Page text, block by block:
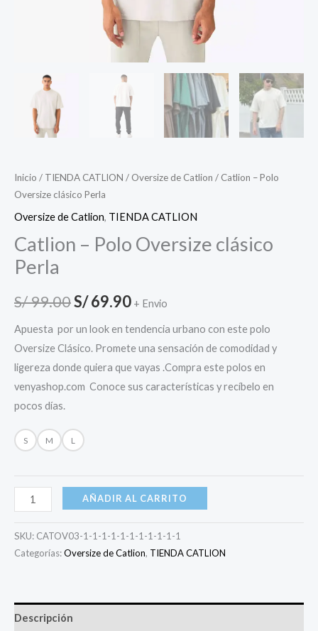
Inicio / TIENDA CATLION / Oversize de Catlion / Catlion – Polo
Oversize clásico Perla
Oversize de Catlion, TIENDA CATLION
Catlion – Polo Oversize clásico
Perla
S/99.00S/69.90 + Envio
Apuesta por un look en tendencia urbano con este polo
Oversize Clásico. Promete una sensación de comodidad y
ligereza donde quiera que vayas .Compra este polos en
venyashop.com Conoce sus características y recíbelo en
pocos días.
S M L
AÑADIR AL CARRITO
SKU: CATOV03-1-1-1-1-1-1-1-1-1-1-1
Categorías:Oversize de Catlion, TIENDA CATLION
Descripción